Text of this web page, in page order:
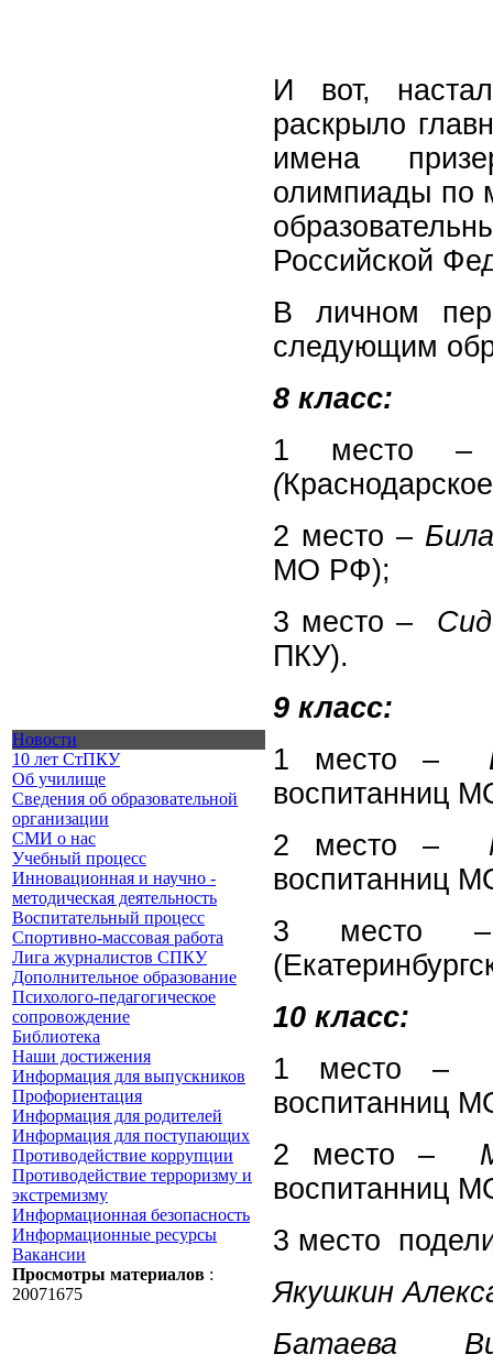
Новости
10 лет СтПКУ
Об училище
Сведения об образовательной
организации
СМИ о нас
Учебный процесс
Инновационная и научно -
методическая деятельность
Воспитательный процесс
Спортивно-массовая работа
Лига журналистов СПКУ
Дополнительное образование
Психолого-педагогическое
сопровождение
Библиотека
Наши достижения
Информация для выпускников
Профориентация
Информация для родителей
Информация для поступающих
Противодействие коррупции
Противодействие терроризму и
экстремизму
Информационная безопасность
Информационные ресурсы
Вакансии
Просмотры материалов :
20071675
И вот,
раскрыло
имена
олимпиады по
Российской
В личном
следующим
8 класс:
1 место
(
2 место –
МО РФ);
3 место –
ПКУ).
9 класс:
1 место –
воспитанниц
2 место –
воспитанниц
3
10 класс:
1 место
воспитанниц
2 место –
воспитанниц
3 место
Якушкин
Батаева